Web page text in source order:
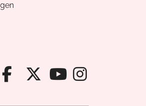
Facebook van
X van